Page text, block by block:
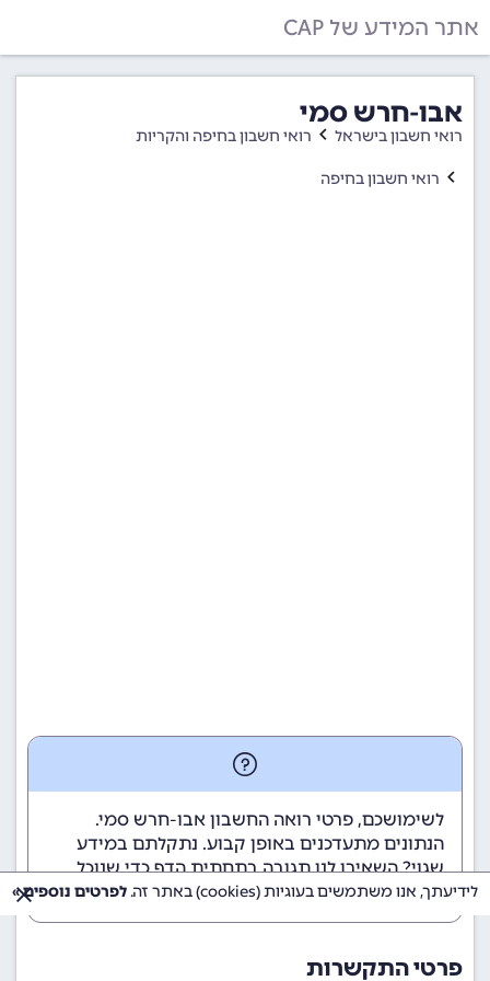
אתר המידע של CAP
אבו-חרש סמי
רואי חשבון בישראל רואי חשבון בחיפה והקריות
רואי חשבון בחיפה
לשימושכם, פרטי רואה החשבון אבו-חרש סמי.
הנתונים מתעדכנים באופן קבוע. נתקלתם במידע
שגוי? השאירו לנו תגובה בתחתית הדף כדי שנוכל
לטפל בבעיה בהקדם.
פרטי התקשרות
לידיעתך, אנו משתמשים בעוגיות (cookies) באתר זה. לפרטים נוספים »